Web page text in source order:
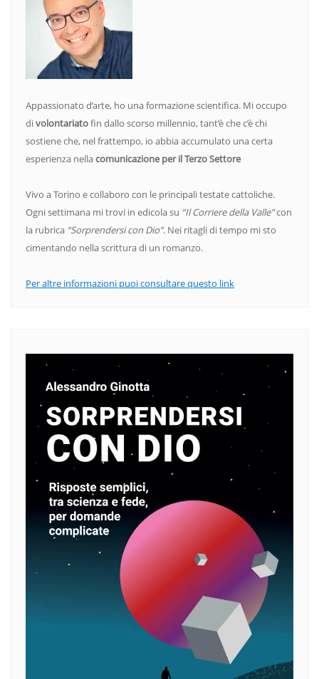
Appassionato d’arte, ho una formazione scientifica. Mi occupo
divolontariatofin dallo scorso millennio, tant’è che c’è chi
sostiene che, nel frattempo, io abbia accumulato una certa
esperienza nellacomunicazione per il Terzo Settore
Vivo a Torino e collaboro con le principali testate cattoliche.
Ogni settimana mi trovi in edicola su “Il Corriere della Valle”con
la rubrica “Sorprendersi con Dio”. Nei ritagli di tempo mi sto
cimentando nella scrittura di un romanzo.
Per altre informazioni puoi consultare questo link